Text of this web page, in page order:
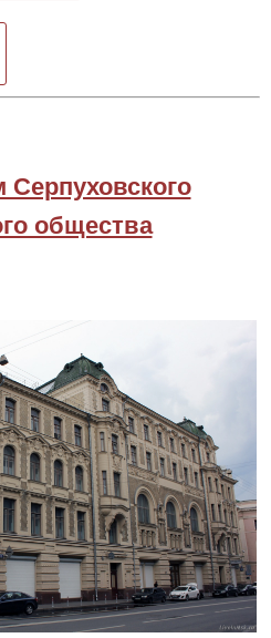
Серпуховского
общества